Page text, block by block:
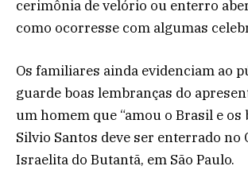
cerimônia de velório ou enterro
como ocorresse com algumas
Os familiares ainda evidenciam ao
guarde boas lembranças do
um homem que “amou o Brasil e os
Silvio Santos deve ser enterrado no
Israelita do Butantã, em São Paulo.